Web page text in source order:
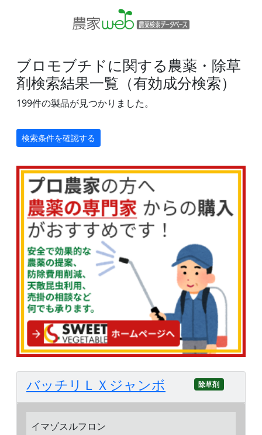
ブロモブチドに関する農薬・除草
剤検索結果一覧（有効成分検索）
199件の製品が見つかりました。
検索条件を確認する
バッチリＬＸジャンボ 除草剤
イマゾスルフロン